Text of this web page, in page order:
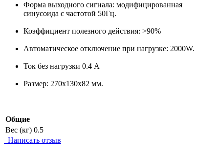
Форма выходного сигнала: модифицированная
синусоида с частотой 50Гц.
Коэффициент полезного действия: >90%
Автоматическое отключение при нагрузке: 2000W.
Ток без нагрузки 0.4 А
Размер: 270x130x82 мм.
Общие
Вес (кг) 0.5
Написать отзыв